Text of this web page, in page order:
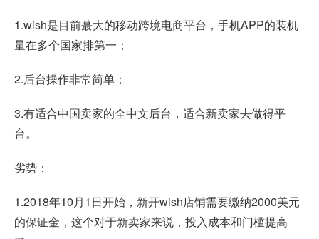
1.wish是目前蕞大的移动跨境电商平台，手机APP的装机
量在多个国家排第一；
2.后台操作非常简单；
3.有适合中国卖家的全中文后台，适合新卖家去做得平
台。
劣势：
1.2018年10月1日开始，新开wish店铺需要缴纳2000美元
的保证金，这个对于新卖家来说，投入成本和门槛提高